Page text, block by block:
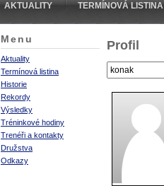
AKTUALITY TERMÍNOVÁ LISTINA
Menu
Aktuality
Termínová listina
Historie
Rekordy
Výsledky
Tréninkové hodiny
Trenéři a kontakty
Družstva
Odkazy
Profil